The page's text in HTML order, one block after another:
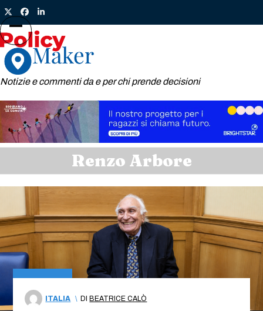
Skip
to
content
TwitterFacebook
LinkedIn
Notizie e commenti da e per chi prende decisioni
Open
mobile
menu
Close
mobile
menu
Renzo Arbore
ITALIA \ DIBEATRICE CALÒ